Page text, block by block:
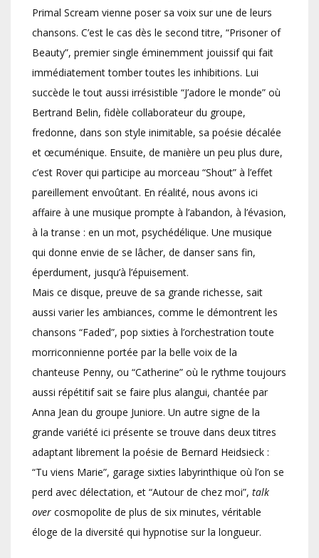
Primal Scream vienne poser sa voix sur une de leurs
chansons. C’est le cas dès le second titre, “Prisoner of
Beauty”, premier single éminemment jouissif qui fait
immédiatement tomber toutes les inhibitions. Lui
succède le tout aussi irrésistible “J’adore le monde” où
Bertrand Belin, fidèle collaborateur du groupe,
fredonne, dans son style inimitable, sa poésie décalée
et œcuménique. Ensuite, de manière un peu plus dure,
c’est Rover qui participe au morceau “Shout” à l’effet
pareillement envoûtant. En réalité, nous avons ici
affaire à une musique prompte à l’abandon, à l’évasion,
à la transe : en un mot, psychédélique. Une musique
qui donne envie de se lâcher, de danser sans fin,
éperdument, jusqu’à l’épuisement.
Mais ce disque, preuve de sa grande richesse, sait
aussi varier les ambiances, comme le démontrent les
chansons “Faded”, pop sixties à l’orchestration toute
morriconnienne portée par la belle voix de la
chanteuse Penny, ou “Catherine” où le rythme toujours
aussi répétitif sait se faire plus alangui, chantée par
Anna Jean du groupe Juniore. Un autre signe de la
grande variété ici présente se trouve dans deux titres
adaptant librement la poésie de Bernard Heidsieck :
“Tu viens Marie”, garage sixties labyrinthique où l’on se
perd avec délectation, et “Autour de chez moi”, talk
over cosmopolite de plus de six minutes, véritable
éloge de la diversité qui hypnotise sur la longueur.